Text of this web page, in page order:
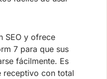
SEO y ofrece
7 para que sus
fácilmente. Es
receptivo con total